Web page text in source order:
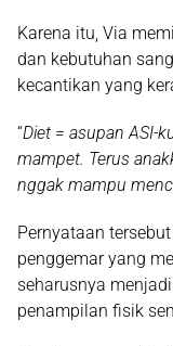
Karena itu, Via
dan kebutuhan
kecantikan yang
“Diet = asupan ASI-
mampet. Terus
nggak mampu
Pernyataan
penggemar yang
seharusnya
penampilan fisik